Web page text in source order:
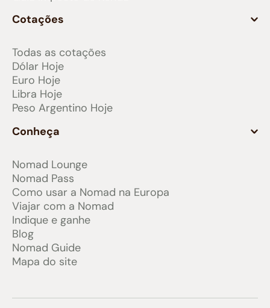
Cotações
Todas as cotações
Dólar Hoje
Euro Hoje
Libra Hoje
Peso Argentino Hoje
Conheça
Nomad Lounge
Nomad Pass
Como usar a Nomad na Europa
Viajar com a Nomad
Indique e ganhe
Blog
Nomad Guide
Mapa do site